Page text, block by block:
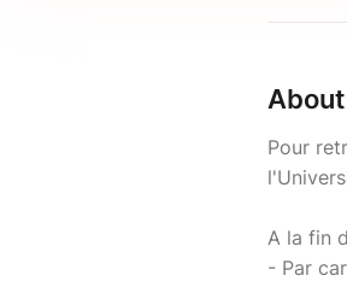
About
Pour
A la fin
- Par